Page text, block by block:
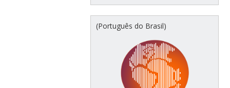
(Português do Brasil)